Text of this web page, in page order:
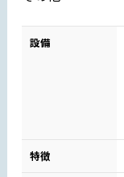
設備
特徴